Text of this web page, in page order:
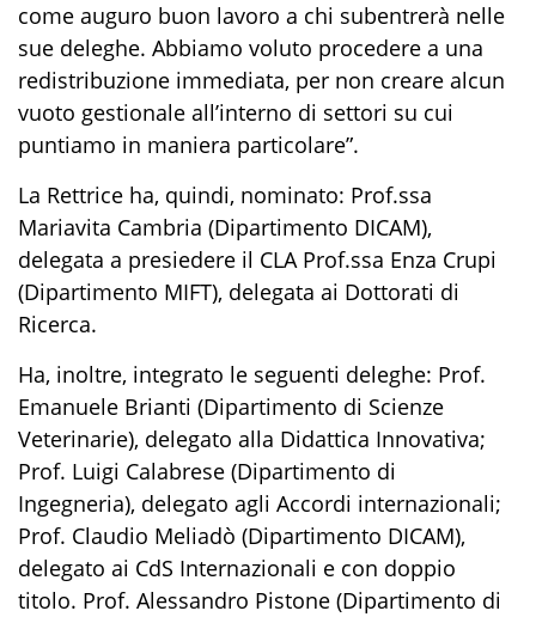
come auguro buon lavoro a chi subentrerà nelle
sue deleghe. Abbiamo voluto procedere a una
redistribuzione immediata, per non creare alcun
vuoto gestionale all’interno di settori su cui
puntiamo in maniera particolare”.
La Rettrice ha, quindi, nominato: Prof.ssa
Mariavita Cambria (Dipartimento DICAM),
delegata a presiedere il CLA Prof.ssa Enza Crupi
(Dipartimento MIFT), delegata ai Dottorati di
Ricerca.
Ha, inoltre, integrato le seguenti deleghe: Prof.
Emanuele Brianti (Dipartimento di Scienze
Veterinarie), delegato alla Didattica Innovativa;
Prof. Luigi Calabrese (Dipartimento di
Ingegneria), delegato agli Accordi internazionali;
Prof. Claudio Meliadò (Dipartimento DICAM),
delegato ai CdS Internazionali e con doppio
titolo. Prof. Alessandro Pistone (Dipartimento di